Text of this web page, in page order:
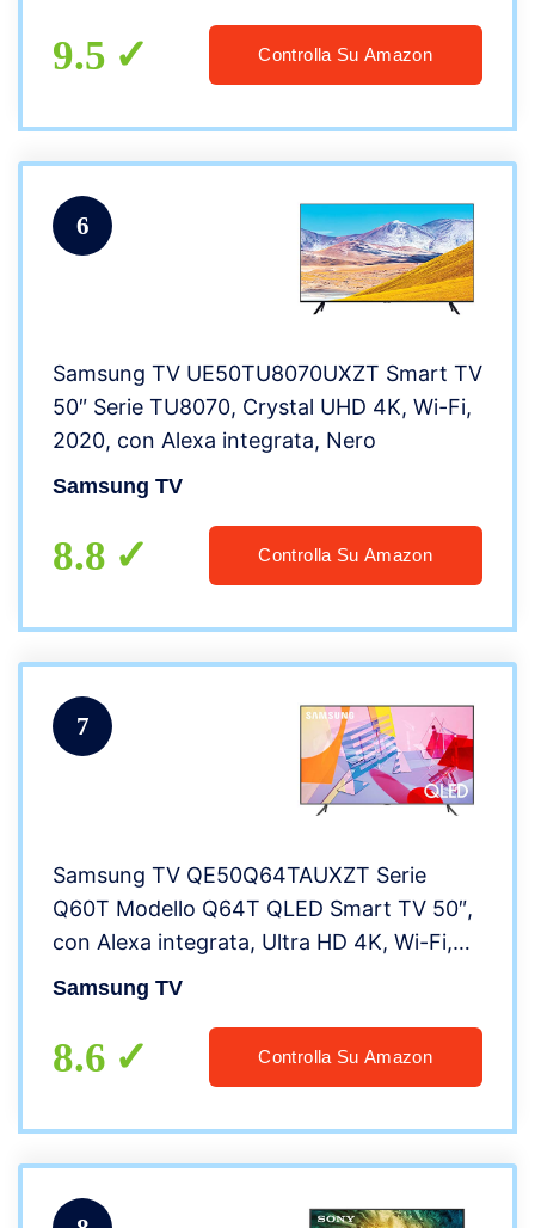
Puntatore
9.5 Controlla Su Amazon
6
Samsung TV UE50TU8070UXZT Smart TV
50″ Serie TU8070, Crystal UHD 4K, Wi-Fi,
2020, con Alexa integrata, Nero
Samsung TV
8.8 Controlla Su Amazon
7
Samsung TV QE50Q64TAUXZT Serie
Q60T Modello Q64T QLED Smart TV 50″,
con Alexa integrata, Ultra HD 4K, Wi-Fi,
Silver, 2020, Esclusiva Amazon
Samsung TV
8.6 Controlla Su Amazon